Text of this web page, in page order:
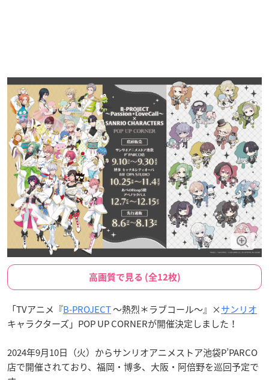
高画質で見る (全12枚)
「TVアニメ『B-PROJECT～熱烈＊ラブコール～』×サンリオ
キャラクターズ」POP UP CORNERが開催決定しました！
2024年9月10日（火）からサンリオアニメストア池袋P’PARCO
店で開催されており、福岡・博多、大阪・阿倍野を巡回予定で